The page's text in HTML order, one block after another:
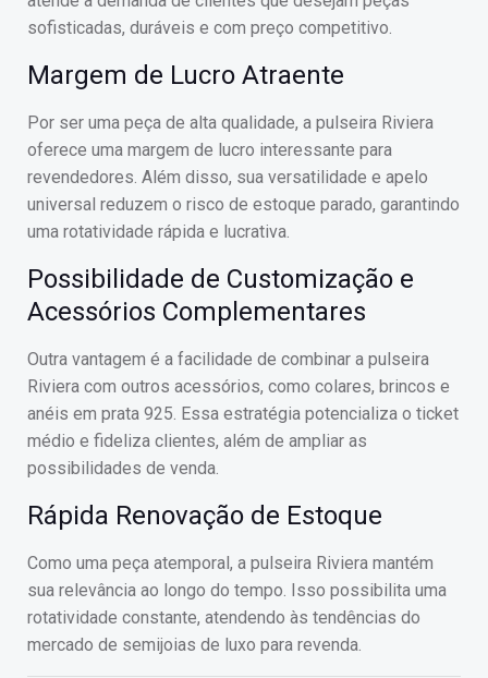
sofisticadas, duráveis e com preço competitivo.
Margem de Lucro Atraente
Por ser uma peça de alta qualidade, a pulseira Riviera
oferece uma margem de lucro interessante para
revendedores. Além disso, sua versatilidade e apelo
universal reduzem o risco de estoque parado, garantindo
uma rotatividade rápida e lucrativa.
Possibilidade de Customização e
Acessórios Complementares
Outra vantagem é a facilidade de combinar a pulseira
Riviera com outros acessórios, como colares, brincos e
anéis em prata 925. Essa estratégia potencializa o ticket
médio e fideliza clientes, além de ampliar as
possibilidades de venda.
Rápida Renovação de Estoque
Como uma peça atemporal, a pulseira Riviera mantém
sua relevância ao longo do tempo. Isso possibilita uma
rotatividade constante, atendendo às tendências do
mercado de semijoias de luxo para revenda.